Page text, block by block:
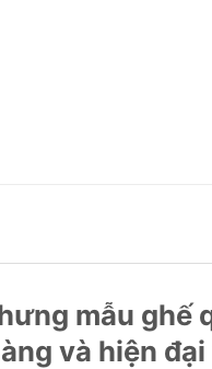
mẫu ghế
và hiện